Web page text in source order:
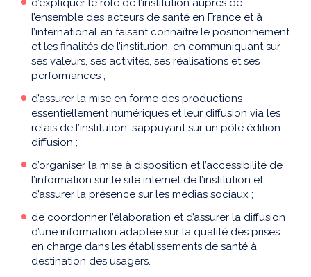
d’expliquer le rôle de l’institution auprès de
l’ensemble des acteurs de santé en France et à
l’international en faisant connaître le positionnement
et les finalités de l’institution, en communiquant sur
ses valeurs, ses activités, ses réalisations et ses
performances ;
d’assurer la mise en forme des productions
essentiellement numériques et leur diffusion via les
relais de l’institution, s’appuyant sur un pôle édition-
diffusion ;
d’organiser la mise à disposition et l’accessibilité de
l’information sur le site internet de l’institution et
d’assurer la présence sur les médias sociaux ;
de coordonner l’élaboration et d’assurer la diffusion
d’une information adaptée sur la qualité des prises
en charge dans les établissements de santé à
destination des usagers.